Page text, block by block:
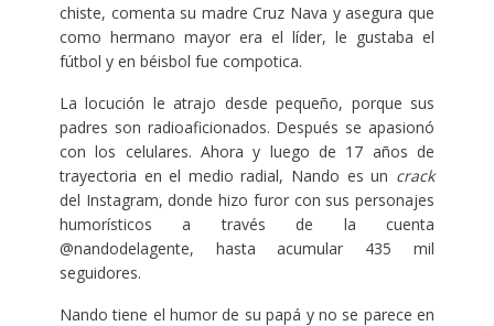
chiste, comenta su madre Cruz Nava y asegura que
como hermano mayor era el líder, le gustaba el
fútbol y en béisbol fue compotica.
La locución le atrajo desde pequeño, porque sus
padres son radioaficionados. Después se apasionó
con los celulares. Ahora y luego de 17 años de
trayectoria en el medio radial, Nando es un crack
del Instagram, donde hizo furor con sus personajes
humorísticos a través de la cuenta
@nandodelagente, hasta acumular 435 mil
seguidores.
Nando tiene el humor de su papá y no se parece en